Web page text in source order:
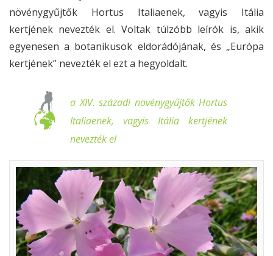
növénygyűjtők Hortus Italiaenek, vagyis Itália
kertjének nevezték el. Voltak túlzóbb leírók is, akik
egyenesen a botanikusok eldorádójának, és „Európa
kertjének” nevezték el ezt a hegyoldalt.
a XIV. századi növénygyűjtők Hortus
Italiaenek, vagyis Itália kertjének
nevezték el